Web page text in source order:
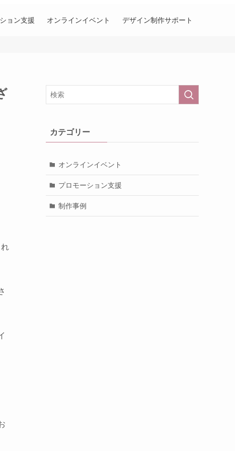
ョン支援 オンラインイベント デザイン制作サポート
カテゴリー
オンラインイベント
プロモーション支援
制作事例